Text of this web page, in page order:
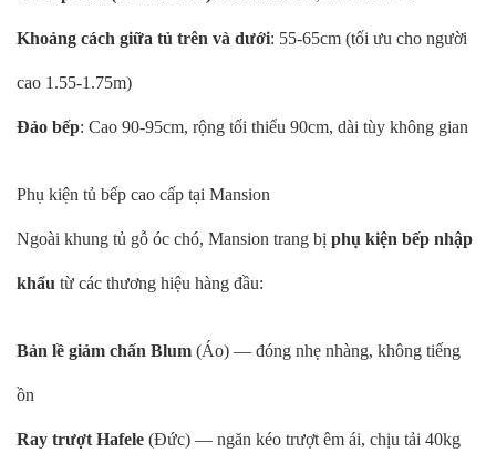
Khoảng cách giữa tủ trên và dưới: 55-65cm (tối ưu cho người
cao 1.55-1.75m)
Đảo bếp: Cao 90-95cm, rộng tối thiểu 90cm, dài tùy không gian
Phụ kiện tủ bếp cao cấp tại Mansion
Ngoài khung tủ gỗ óc chó, Mansion trang bị phụ kiện bếp nhập
khẩu từ các thương hiệu hàng đầu:
Bản lề giảm chấn Blum (Áo) — đóng nhẹ nhàng, không tiếng
ồn
Ray trượt Hafele (Đức) — ngăn kéo trượt êm ái, chịu tải 40kg